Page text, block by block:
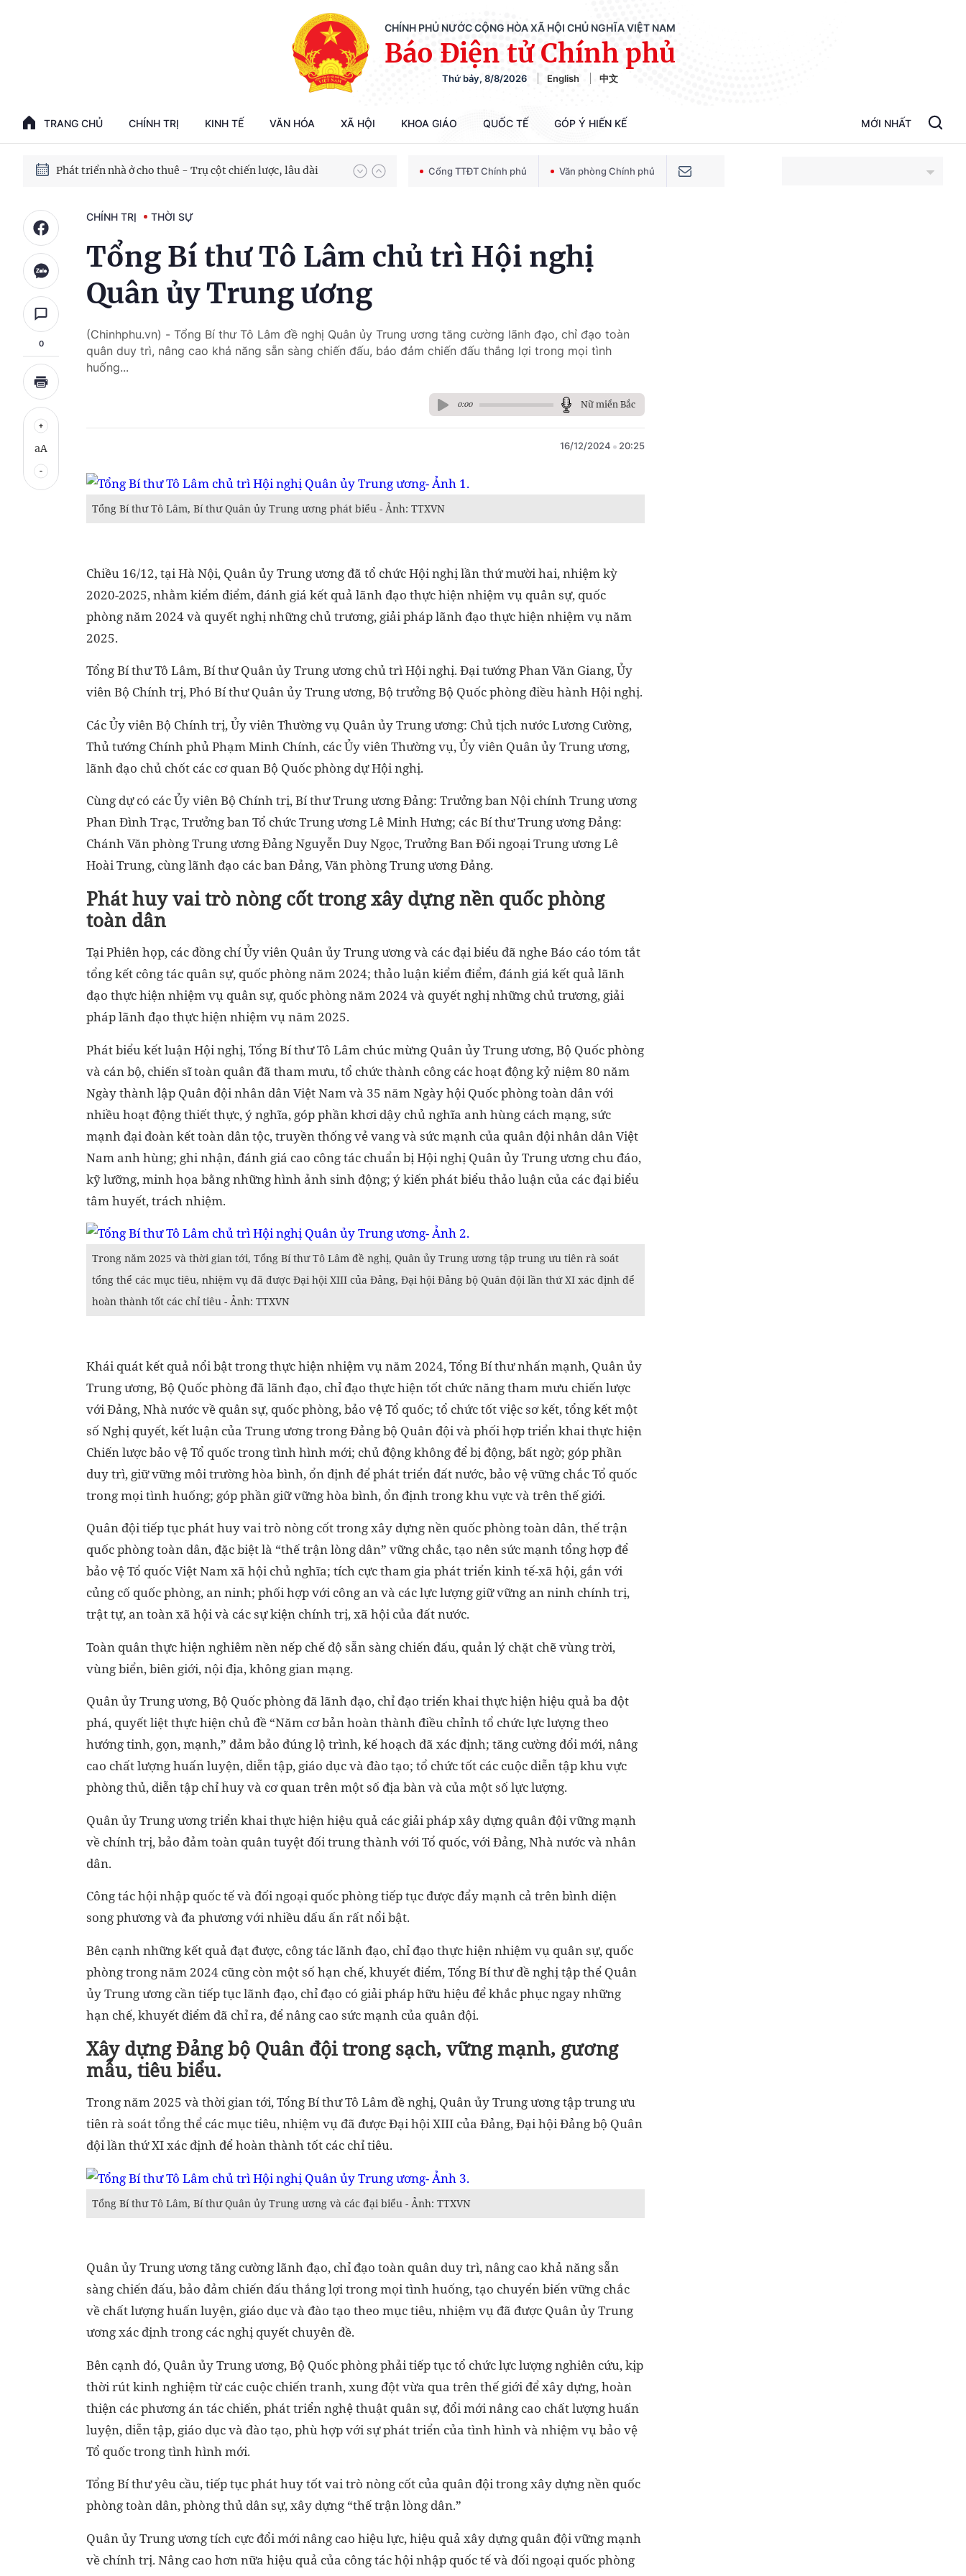
CHÍNH PHỦ NƯỚC CỘNG HÒA XÃ HỘI CHỦ NGHĨA VIỆT NAM
Báo Điện tử Chính phủ
Thứ bảy, 8/8/2026 English 中文
TRANG CHỦ CHÍNH TRỊ KINH TẾ VĂN HÓA XÃ HỘI KHOA GIÁO QUỐC TẾ GÓP Ý HIẾN KẾ MỚI NHẤT
Chiến dịch 500 ngày đêm tìm kiếm, quy tập và xác định danh tính hài cốt liệt sĩ
Phát triển nhà ở cho thuê - Trụ cột chiến lược, lâu dài
Phát triển kinh tế nhà nước trong kỷ nguyên mới Cổng TTĐT Chính phủ Văn phòng Chính phủ
0
aA
CHÍNH TRỊ THỜI SỰ
Tổng Bí thư Tô Lâm chủ trì Hội nghị
Quân ủy Trung ương
(Chinhphu.vn) - Tổng Bí thư Tô Lâm đề nghị Quân ủy Trung ương tăng cường lãnh đạo, chỉ đạo toàn
quân duy trì, nâng cao khả năng sẵn sàng chiến đấu, bảo đảm chiến đấu thắng lợi trong mọi tình
huống...
0:00 Nữ miền Bắc
16/12/2024 20:25
Tổng Bí thư Tô Lâm, Bí thư Quân ủy Trung ương phát biểu - Ảnh: TTXVN
Chiều 16/12, tại Hà Nội, Quân ủy Trung ương đã tổ chức Hội nghị lần thứ mười hai, nhiệm kỳ
2020-2025, nhằm kiểm điểm, đánh giá kết quả lãnh đạo thực hiện nhiệm vụ quân sự, quốc
phòng năm 2024 và quyết nghị những chủ trương, giải pháp lãnh đạo thực hiện nhiệm vụ năm
2025.
Tổng Bí thư Tô Lâm, Bí thư Quân ủy Trung ương chủ trì Hội nghị. Đại tướng Phan Văn Giang, Ủy
viên Bộ Chính trị, Phó Bí thư Quân ủy Trung ương, Bộ trưởng Bộ Quốc phòng điều hành Hội nghị.
Các Ủy viên Bộ Chính trị, Ủy viên Thường vụ Quân ủy Trung ương: Chủ tịch nước Lương Cường,
Thủ tướng Chính phủ Phạm Minh Chính, các Ủy viên Thường vụ, Ủy viên Quân ủy Trung ương,
lãnh đạo chủ chốt các cơ quan Bộ Quốc phòng dự Hội nghị.
Cùng dự có các Ủy viên Bộ Chính trị, Bí thư Trung ương Đảng: Trưởng ban Nội chính Trung ương
Phan Đình Trạc, Trưởng ban Tổ chức Trung ương Lê Minh Hưng; các Bí thư Trung ương Đảng:
Chánh Văn phòng Trung ương Đảng Nguyễn Duy Ngọc, Trưởng Ban Đối ngoại Trung ương Lê
Hoài Trung, cùng lãnh đạo các ban Đảng, Văn phòng Trung ương Đảng.
Phát huy vai trò nòng cốt trong xây dựng nền quốc phòng
toàn dân
Tại Phiên họp, các đồng chí Ủy viên Quân ủy Trung ương và các đại biểu đã nghe Báo cáo tóm tắt
tổng kết công tác quân sự, quốc phòng năm 2024; thảo luận kiểm điểm, đánh giá kết quả lãnh
đạo thực hiện nhiệm vụ quân sự, quốc phòng năm 2024 và quyết nghị những chủ trương, giải
pháp lãnh đạo thực hiện nhiệm vụ năm 2025.
Phát biểu kết luận Hội nghị, Tổng Bí thư Tô Lâm chúc mừng Quân ủy Trung ương, Bộ Quốc phòng
và cán bộ, chiến sĩ toàn quân đã tham mưu, tổ chức thành công các hoạt động kỷ niệm 80 năm
Ngày thành lập Quân đội nhân dân Việt Nam và 35 năm Ngày hội Quốc phòng toàn dân với
nhiều hoạt động thiết thực, ý nghĩa, góp phần khơi dậy chủ nghĩa anh hùng cách mạng, sức
mạnh đại đoàn kết toàn dân tộc, truyền thống vẻ vang và sức mạnh của quân đội nhân dân Việt
Nam anh hùng; ghi nhận, đánh giá cao công tác chuẩn bị Hội nghị Quân ủy Trung ương chu đáo,
kỹ lưỡng, minh họa bằng những hình ảnh sinh động; ý kiến phát biểu thảo luận của các đại biểu
tâm huyết, trách nhiệm.
Trong năm 2025 và thời gian tới, Tổng Bí thư Tô Lâm đề nghị, Quân ủy Trung ương tập trung ưu tiên rà soát
tổng thể các mục tiêu, nhiệm vụ đã được Đại hội XIII của Đảng, Đại hội Đảng bộ Quân đội lần thứ XI xác định để
hoàn thành tốt các chỉ tiêu - Ảnh: TTXVN
Khái quát kết quả nổi bật trong thực hiện nhiệm vụ năm 2024, Tổng Bí thư nhấn mạnh, Quân ủy
Trung ương, Bộ Quốc phòng đã lãnh đạo, chỉ đạo thực hiện tốt chức năng tham mưu chiến lược
với Đảng, Nhà nước về quân sự, quốc phòng, bảo vệ Tổ quốc; tổ chức tốt việc sơ kết, tổng kết một
số Nghị quyết, kết luận của Trung ương trong Đảng bộ Quân đội và phối hợp triển khai thực hiện
Chiến lược bảo vệ Tổ quốc trong tình hình mới; chủ động không để bị động, bất ngờ; góp phần
duy trì, giữ vững môi trường hòa bình, ổn định để phát triển đất nước, bảo vệ vững chắc Tổ quốc
trong mọi tình huống; góp phần giữ vững hòa bình, ổn định trong khu vực và trên thế giới.
Quân đội tiếp tục phát huy vai trò nòng cốt trong xây dựng nền quốc phòng toàn dân, thế trận
quốc phòng toàn dân, đặc biệt là “thế trận lòng dân” vững chắc, tạo nên sức mạnh tổng hợp để
bảo vệ Tổ quốc Việt Nam xã hội chủ nghĩa; tích cực tham gia phát triển kinh tế-xã hội, gắn với
củng cố quốc phòng, an ninh; phối hợp với công an và các lực lượng giữ vững an ninh chính trị,
trật tự, an toàn xã hội và các sự kiện chính trị, xã hội của đất nước.
Toàn quân thực hiện nghiêm nền nếp chế độ sẵn sàng chiến đấu, quản lý chặt chẽ vùng trời,
vùng biển, biên giới, nội địa, không gian mạng.
Quân ủy Trung ương, Bộ Quốc phòng đã lãnh đạo, chỉ đạo triển khai thực hiện hiệu quả ba đột
phá, quyết liệt thực hiện chủ đề “Năm cơ bản hoàn thành điều chỉnh tổ chức lực lượng theo
hướng tinh, gọn, mạnh,” đảm bảo đúng lộ trình, kế hoạch đã xác định; tăng cường đổi mới, nâng
cao chất lượng huấn luyện, diễn tập, giáo dục và đào tạo; tổ chức tốt các cuộc diễn tập khu vực
phòng thủ, diễn tập chỉ huy và cơ quan trên một số địa bàn và của một số lực lượng.
Quân ủy Trung ương triển khai thực hiện hiệu quả các giải pháp xây dựng quân đội vững mạnh
về chính trị, bảo đảm toàn quân tuyệt đối trung thành với Tổ quốc, với Đảng, Nhà nước và nhân
dân.
Công tác hội nhập quốc tế và đối ngoại quốc phòng tiếp tục được đẩy mạnh cả trên bình diện
song phương và đa phương với nhiều dấu ấn rất nổi bật.
Bên cạnh những kết quả đạt được, công tác lãnh đạo, chỉ đạo thực hiện nhiệm vụ quân sự, quốc
phòng trong năm 2024 cũng còn một số hạn chế, khuyết điểm, Tổng Bí thư đề nghị tập thể Quân
ủy Trung ương cần tiếp tục lãnh đạo, chỉ đạo có giải pháp hữu hiệu để khắc phục ngay những
hạn chế, khuyết điểm đã chỉ ra, để nâng cao sức mạnh của quân đội.
Xây dựng Đảng bộ Quân đội trong sạch, vững mạnh, gương
mẫu, tiêu biểu.
Trong năm 2025 và thời gian tới, Tổng Bí thư Tô Lâm đề nghị, Quân ủy Trung ương tập trung ưu
tiên rà soát tổng thể các mục tiêu, nhiệm vụ đã được Đại hội XIII của Đảng, Đại hội Đảng bộ Quân
đội lần thứ XI xác định để hoàn thành tốt các chỉ tiêu.
Tổng Bí thư Tô Lâm, Bí thư Quân ủy Trung ương và các đại biểu - Ảnh: TTXVN
Quân ủy Trung ương tăng cường lãnh đạo, chỉ đạo toàn quân duy trì, nâng cao khả năng sẵn
sàng chiến đấu, bảo đảm chiến đấu thắng lợi trong mọi tình huống, tạo chuyển biến vững chắc
về chất lượng huấn luyện, giáo dục và đào tạo theo mục tiêu, nhiệm vụ đã được Quân ủy Trung
ương xác định trong các nghị quyết chuyên đề.
Bên cạnh đó, Quân ủy Trung ương, Bộ Quốc phòng phải tiếp tục tổ chức lực lượng nghiên cứu, kịp
thời rút kinh nghiệm từ các cuộc chiến tranh, xung đột vừa qua trên thế giới để xây dựng, hoàn
thiện các phương án tác chiến, phát triển nghệ thuật quân sự, đổi mới nâng cao chất lượng huấn
luyện, diễn tập, giáo dục và đào tạo, phù hợp với sự phát triển của tình hình và nhiệm vụ bảo vệ
Tổ quốc trong tình hình mới.
Tổng Bí thư yêu cầu, tiếp tục phát huy tốt vai trò nòng cốt của quân đội trong xây dựng nền quốc
phòng toàn dân, phòng thủ dân sự, xây dựng “thế trận lòng dân.”
Quân ủy Trung ương tích cực đổi mới nâng cao hiệu lực, hiệu quả xây dựng quân đội vững mạnh
về chính trị. Nâng cao hơn nữa hiệu quả của công tác hội nhập quốc tế và đối ngoại quốc phòng